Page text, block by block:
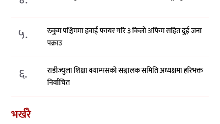
५.
रुकुम पश्चिममा हवाई फायर गरि ३ किलो अफिम सहित दुई जना
पक्राउ
६.
राडीज्युला शिक्षा क्याम्पसको सञ्चालक समिति अध्यक्षमा हरिभक्त
निर्वाचित
भर्खरै